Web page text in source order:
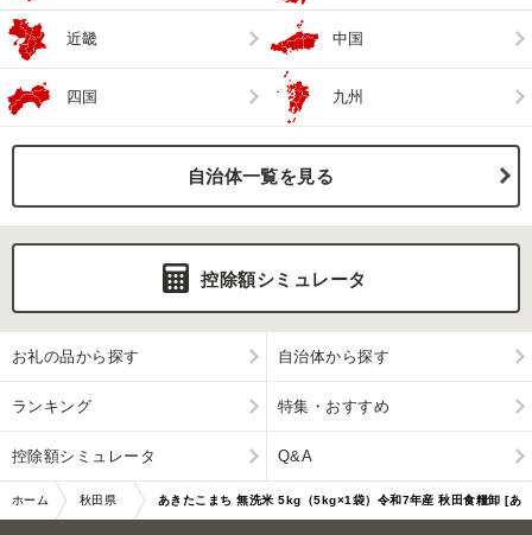
近畿 中国
四国 九州
自治体一覧を見る
控除額シミュレータ
お礼の品から探す 自治体から探す
ランキング 特集・おすすめ
控除額シミュレータ Q&A
ホーム 秋田県 あきたこまち 無洗米 5kg（5kg×1袋）令和7年産 秋田食糧卸 [あ